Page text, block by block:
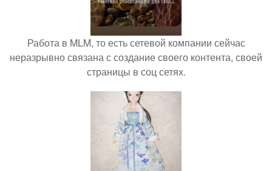
Работа в MLM, то есть сетевой компании сейчас
неразрывно связана с создание своего контента, своей
страницы в соц сетях.